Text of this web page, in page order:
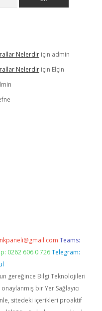
Nelerdir için admin
Nelerdir için Elçin
Teams:
0262 606 0 726 Telegram:
gereğince Bilgi Teknolojileri
bir Yer Sağlayıcı
sitedeki içerikleri proaktif